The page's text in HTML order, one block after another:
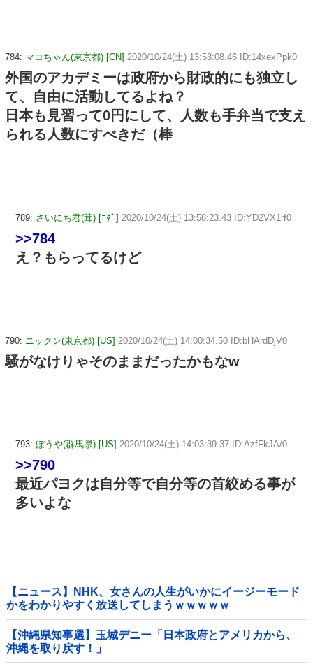
784: マコちゃん(東京都) [CN] 2020/10/24(土) 13:53:08.46 ID:14xexPpk0
外国のアカデミーは政府から財政的にも独立し
て、自由に活動してるよね？
日本も見習って0円にして、人数も手弁当で支え
られる人数にすべきだ（棒
789: さいにち君(茸) [ﾆﾀﾞ] 2020/10/24(土) 13:58:23.43 ID:YD2VX1rf0
>>784
え？もらってるけど
790: ニックン(東京都) [US] 2020/10/24(土) 14:00:34.50 ID:bHArdDjV0
騒がなけりゃそのままだったかもなw
793: ぼうや(群馬県) [US] 2020/10/24(土) 14:03:39.37 ID:AzfFkJA/0
>>790
最近パヨクは自分等で自分等の首絞める事が
多いよな
【ニュース】NHK、女さんの人生がいかにイージーモード
かをわかりやすく放送してしまうｗｗｗｗｗ
【沖縄県知事選】玉城デニー「日本政府とアメリカから、
沖縄を取り戻す！」